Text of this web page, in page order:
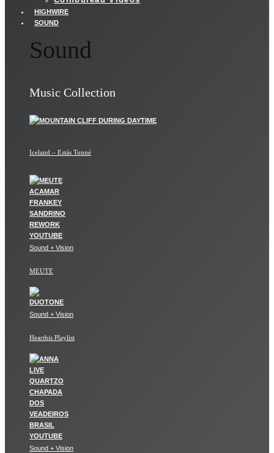
HIGHWIRE
SOUND
Sound
Music Collection
Iceland – Estás Tonné
Sound + Vision
MEUTE
Sound + Vision
Hearthis Playlist
Sound + Vision